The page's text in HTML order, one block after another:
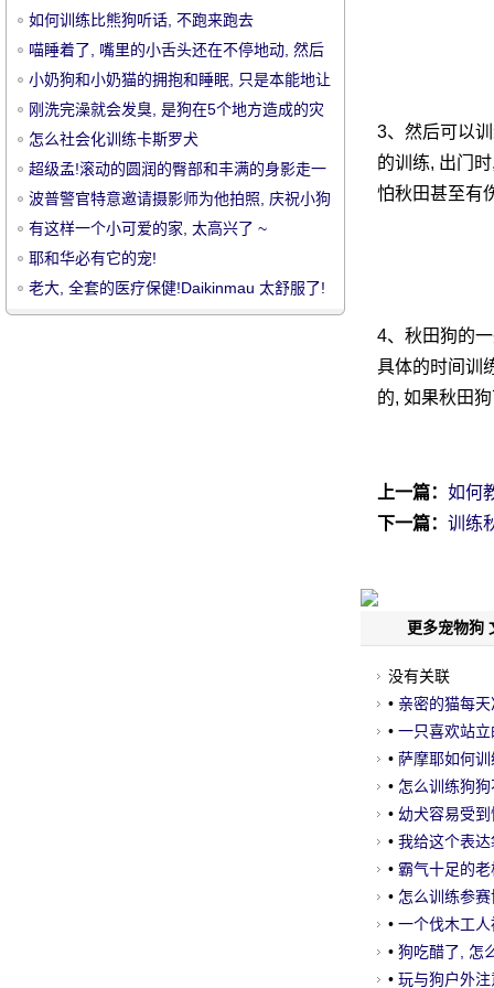
宠
3、然后可以
的训练, 出门
怕秋田甚至有
4、秋田狗的
具体的时间训
的, 如果秋田
上一篇： 如何
下一篇： 训练
更多宠物狗
没有关联
• 亲密的猫每
被惊吓!
• 一只喜欢站
• 萨摩耶如何训
• 怎么训练狗
• 幼犬容易受
• 我给这个表
• 霸气十足的
• 怎么训练参
• 一个伐木工
当伐木工人砍
• 狗吃醋了, 怎
• 玩与狗户外
如何训练比熊狗听话, 不跑来跑去
喵睡着了, 嘴里的小舌头还在不停地动, 然后
那一刻就被一块屎警官打坏了!
小奶狗和小奶猫的拥抱和睡眠, 只是本能地让
他们的行为非常..。
刚洗完澡就会发臭, 是狗在5个地方造成的灾
难!
怎么社会化训练卡斯罗犬
超级孟!滚动的圆润的臀部和丰满的身影走一
浪!
波普警官特意邀请摄影师为他拍照, 庆祝小狗
到来的第一天, 太可爱了 ~
有这样一个小可爱的家, 太高兴了 ~
耶和华必有它的宠!
老大, 全套的医疗保健!Daikinmau 太舒服了!